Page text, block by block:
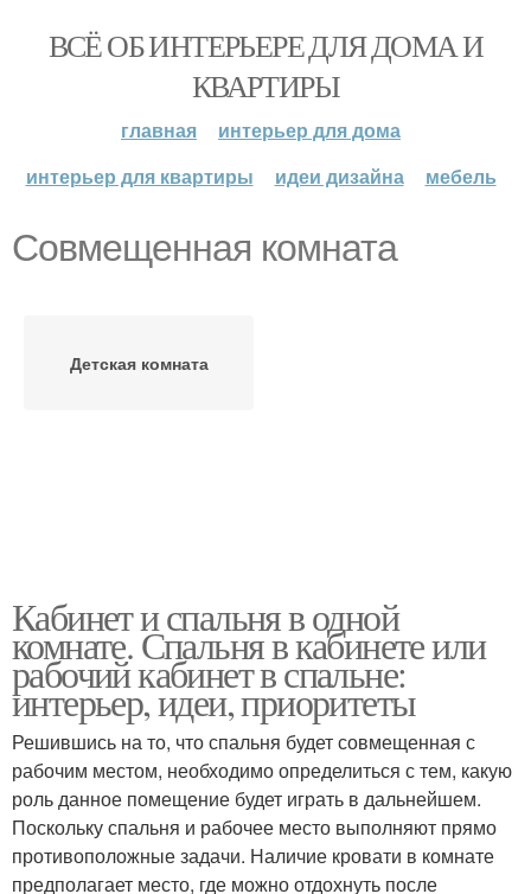
ВСЁ ОБ ИНТЕРЬЕРЕ ДЛЯ ДОМА И
КВАРТИРЫ
главная
интерьер для дома
интерьер для квартиры
идеи дизайна мебель
Совмещенная комната
Детская комната
Кабинет и спальня в одной
комнате. Спальня в кабинете или
рабочий кабинет в спальне:
интерьер, идеи, приоритеты
Решившись на то, что спальня будет совмещенная с
рабочим местом, необходимо определиться с тем, какую
роль данное помещение будет играть в дальнейшем.
Поскольку спальня и рабочее место выполняют прямо
противоположные задачи. Наличие кровати в комнате
предполагает место, где можно отдохнуть после